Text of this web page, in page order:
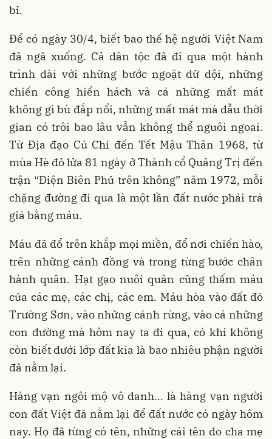
bỉ.
Để có ngày 30/4, biết bao thế hệ người Việt Nam
đã ngã xuống. Cả dân tộc đã đi qua một hành
trình dài với những bước ngoặt dữ dội, những
chiến công hiển hách và cả những mất mát
không gì bù đắp nổi, những mất mát mà dẫu thời
gian có trôi bao lâu vẫn không thể nguôi ngoai.
Từ Địa đạo Củ Chi đến Tết Mậu Thân 1968, từ
mùa Hè đỏ lửa 81 ngày ở Thành cổ Quảng Trị đến
trận “Điện Biên Phủ trên không” năm 1972, mỗi
chặng đường đi qua là một lần đất nước phải trả
giá bằng máu.
Máu đã đổ trên khắp mọi miền, đổ nơi chiến hào,
trên những cánh đồng và trong từng bước chân
hành quân. Hạt gạo nuôi quân cũng thấm máu
của các mẹ, các chị, các em. Máu hòa vào đất đỏ
Trường Sơn, vào những cánh rừng, vào cả những
con đường mà hôm nay ta đi qua, có khi không
còn biết dưới lớp đất kia là bao nhiêu phận người
đã nằm lại.
Hàng vạn ngôi mộ vô danh… là hàng vạn người
con đất Việt đã nằm lại để đất nước có ngày hôm
nay. Họ đã từng có tên, những cái tên do cha mẹ